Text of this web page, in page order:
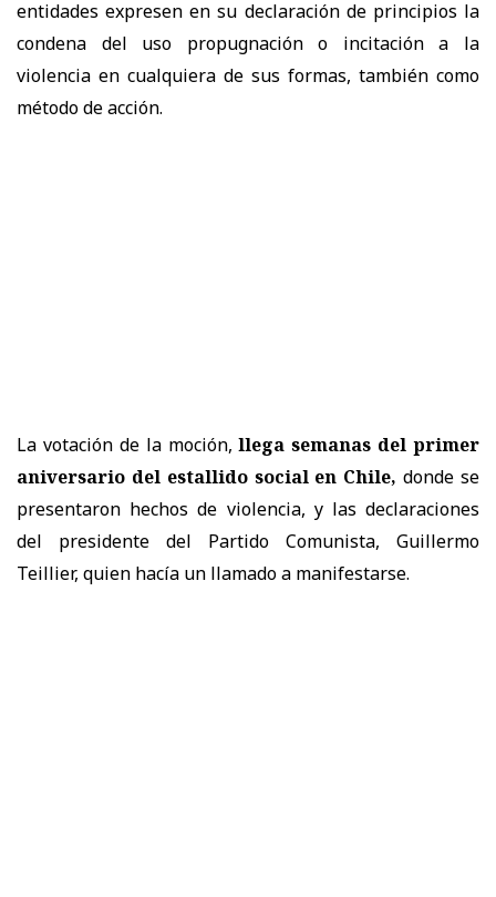
entidades expresen en su declaración de principios la
condena del uso propugnación o incitación a la
violencia en cualquiera de sus formas, también como
método de acción.
La votación de la moción, llega semanas del primer
aniversario del estallido social en Chile, donde se
presentaron hechos de violencia, y las declaraciones
del presidente del Partido Comunista, Guillermo
Teillier, quien hacía un llamado a manifestarse.